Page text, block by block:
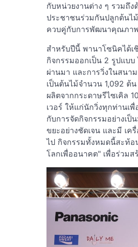
กับหน่วยงานต่าง ๆ รวมถึ
ประชาชนร่วมกันปลูกต้นไ
ควบคู่กับการพัฒนาคุณภาพ
สำหรับปีนี้ พานาโซนิคได้เ
กิจกรรมออกเป็น 2 รูปแบบ
ผ่านมา และการวิ่งในสนา
เป็นต้นไม้จำนวน 1,092 ต้
ผลิตจากกระดาษรีไซเคิล
เวอร์ ให้แก่นักวิ่งทุกท่านเ
กับการจัดกิจกรรมอย่างเ
ขยะอย่างชัดเจน และมี เค
ไป กิจกรรมทั้งหมดนี้สะท้
โลกเพื่ออนาคต" เพื่อร่วมส